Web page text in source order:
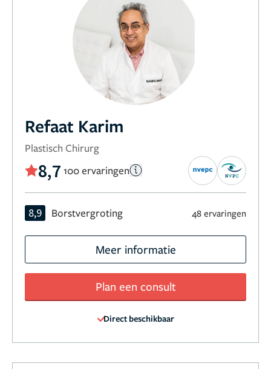
Refaat Karim
Plastisch Chirurg
8,7 100 ervaringen
8,9 Borstvergroting 48 ervaringen
Meer informatie
Plan een consult
Direct beschikbaar